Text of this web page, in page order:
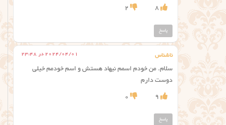
8
2
پاسخ
ناشناس 2024/04/01 در 23:48
سلام. من خودم اسمم نیهاد هستش و اسم خودمم خیلی
دوست دارم
9
0
پاسخ